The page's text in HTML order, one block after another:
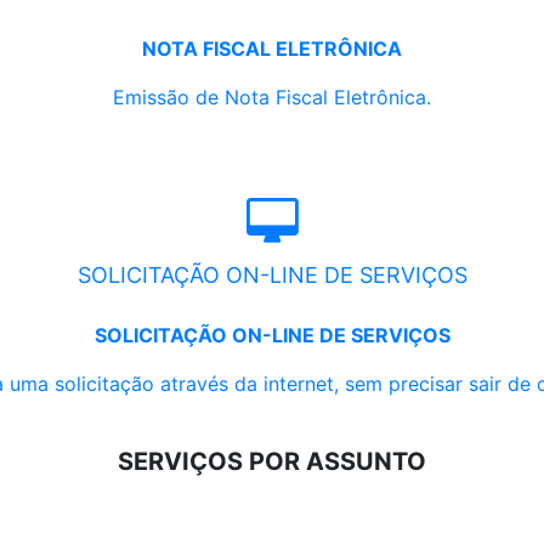
NOTA FISCAL ELETRÔNICA
Emissão de Nota Fiscal Eletrônica.
SOLICITAÇÃO ON-LINE DE SERVIÇOS
SOLICITAÇÃO ON-LINE DE SERVIÇOS
uma solicitação através da internet, sem precisar sair de
SERVIÇOS POR ASSUNTO